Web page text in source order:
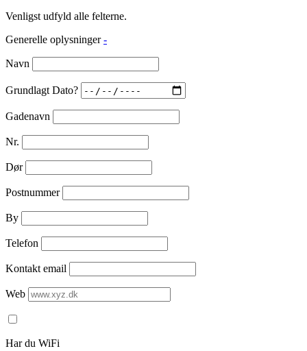
Venligst udfyld alle felterne.
Generelle oplysninger -
Navn
Grundlagt Dato?
Gadenavn
Nr.
Dør
Postnummer
By
Telefon
Kontakt email
Web
Har du WiFi